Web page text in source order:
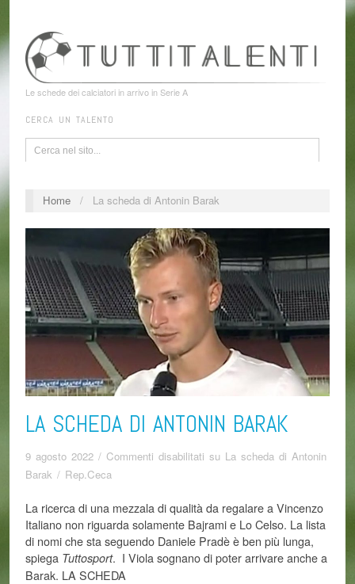
Le schede dei calciatori in arrivo in Serie A
CERCA UN TALENTO
Home / La scheda di Antonin Barak
LA SCHEDA DI ANTONIN BARAK
9 agosto 2022 / Commenti disabilitati su La scheda di Antonin
Barak / Rep.Ceca
La ricerca di una mezzala di qualità da regalare a Vincenzo
Italiano non riguarda solamente Bajrami e Lo Celso. La lista
di nomi che sta seguendo Daniele Pradè è ben più lunga,
spiega Tuttosport. I Viola sognano di poter arrivare anche a
Barak. LA SCHEDA